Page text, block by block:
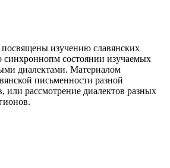
изучению славянских
синхроннопм состоянии изучаемых
диалектами. Материалом
письменности разной
рассмотрение диалектов разных